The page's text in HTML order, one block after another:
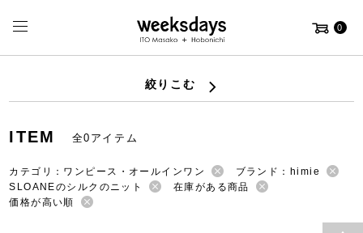
0
絞りこむ
ITEM 全0アイテム
カテゴリ：ワンピース・オールインワン
ブランド：himie
SLOANEのシルクのニット
在庫がある商品
価格が高い順